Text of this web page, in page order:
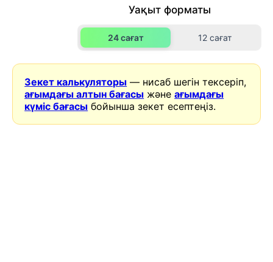
Уақыт форматы
24 сағат 12 сағат
Зекет калькуляторы — нисаб шегін тексеріп,
ағымдағы алтын бағасы жәнеағымдағы
күміс бағасы бойынша зекет есептеңіз.